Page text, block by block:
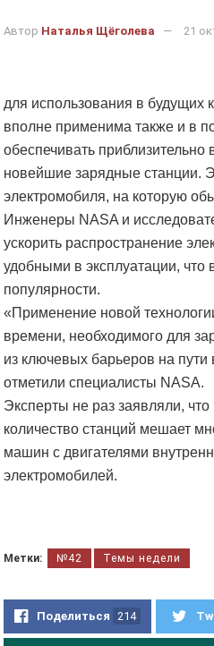
Автор Наталья Щёголева 21
для использования в будущих
вполне применима также и в
обеспечивать
новейшие зарядные станции.
электромобиля, на которую
Инженеры NASA и
ускорить распространение
удобными в эксплуатации, что
популярности.
«Применение новой
времени, необходимого для
из ключевых барьеров на
отметили специалисты NASA.
Эксперты не раз заявляли,
количество станций мешает
машин с двигателями
электромобилей.
Метки: №42 Темы недели
Поделиться 214